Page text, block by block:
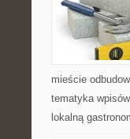
mieście
tematyka
lokalną